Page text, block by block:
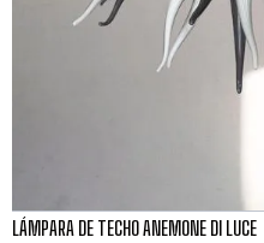
LÁMPARA DE TECHO ANEMONE DI LUCE